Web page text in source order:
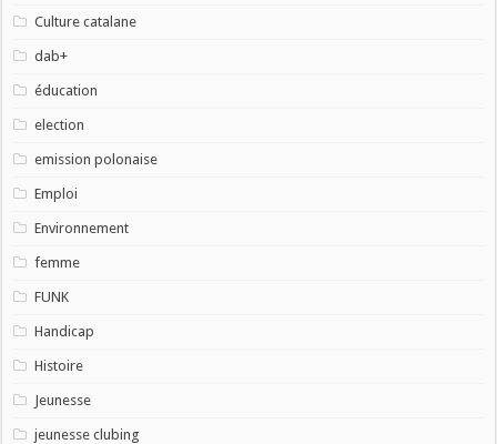
Culture catalane
dab+
éducation
election
emission polonaise
Emploi
Environnement
femme
FUNK
Handicap
Histoire
Jeunesse
jeunesse clubing